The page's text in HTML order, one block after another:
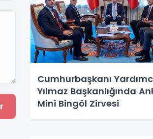
Cumhurbaşkanı
Yılmaz Başkanlığında
Mini Bingöl Zirvesi